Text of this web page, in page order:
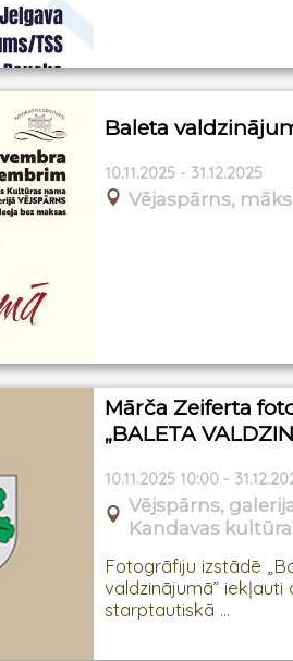
Baleta
10.11.2025 - 31.12.2025
Vējaspārns,
Mārča Zeiferta
„BALETA
10.11.2025 10:00 -
Vējspārns,
Kandavas
Fotogrāfiju izstādē
valdzinājumā”
starptautiskā ...